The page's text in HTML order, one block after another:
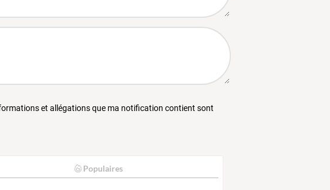
et allégations que ma notification contient sont
Populaires